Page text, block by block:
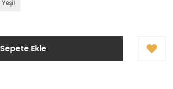
Yeşil
Sepete Ekle